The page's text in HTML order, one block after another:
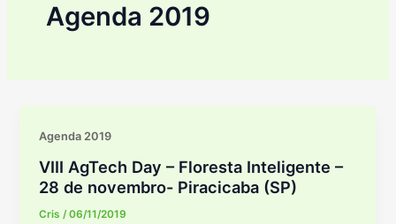
Agenda 2019
Agenda 2019
VIII AgTech Day – Floresta Inteligente –
28 de novembro- Piracicaba (SP)
Cris /06/11/2019